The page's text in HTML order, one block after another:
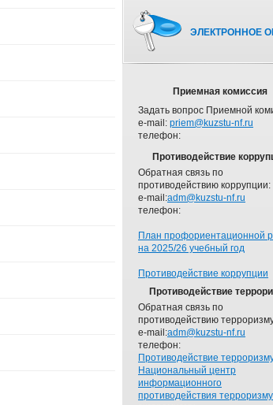
ЭЛЕКТРОННОЕ
Приемная комиссия
Задать вопрос Приемной
e-mail: priem@kuzstu-nf.ru
телефон:
Противодействие
Обратная связь по
противодействию коррупции:
e-mail:adm@kuzstu-nf.ru
телефон:
План профориентационной
на 2025/26 учебный год
Противодействие коррупции
Противодействие
Обратная связь по
противодействию
e-mail:adm@kuzstu-nf.ru
телефон:
Противодействие
Национальный центр
информационного
противодействия